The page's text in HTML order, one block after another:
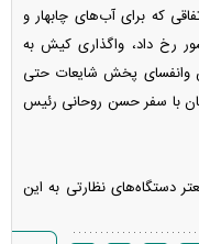
که برای آب‌های چابهار و
رخ داد، واگذاری کیش به
وانفسای پخش شایعات حتی
با سفر حسن روحانی رئیس
دستگاه‌های نظارتی به این